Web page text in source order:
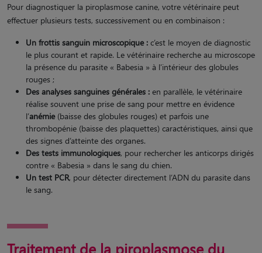
Pour diagnostiquer la piroplasmose canine, votre vétérinaire peut
effectuer plusieurs tests, successivement ou en combinaison :
Un frottis sanguin microscopique : c’est le moyen de diagnostic
le plus courant et rapide. Le vétérinaire recherche au microscope
la présence du parasite « Babesia » à l’intérieur des globules
rouges ;
Des analyses sanguines générales : en parallèle, le vétérinaire
réalise souvent une prise de sang pour mettre en évidence
l’anémie(baisse des globules rouges) et parfois une
thrombopénie (baisse des plaquettes) caractéristiques, ainsi que
des signes d’atteinte des organes.
Des tests immunologiques, pour rechercher les anticorps dirigés
contre « Babesia » dans le sang du chien.
Un test PCR, pour détecter directement l’ADN du parasite dans
le sang.
Traitement de la piroplasmose du